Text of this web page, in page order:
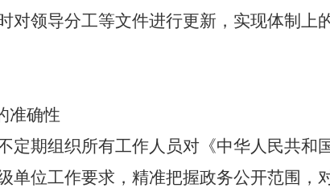
领导分工等文件进行更新，实现体制上
准确性
定期组织所有工作人员对《中华人民共
单位工作要求，精准把握政务公开范围，